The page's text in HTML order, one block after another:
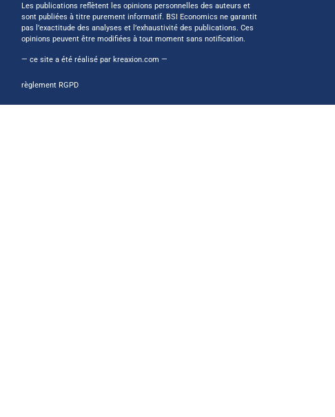
Les publications reflètent les opinions personnelles des auteurs et
sont publiées à titre purement informatif. BSI Economics ne garantit
pas l’exactitude des analyses et l’exhaustivité des publications. Ces
opinions peuvent être modifiées à tout moment sans notification.
— ce site a été réalisé par kreaxion.com —
règlement RGPD